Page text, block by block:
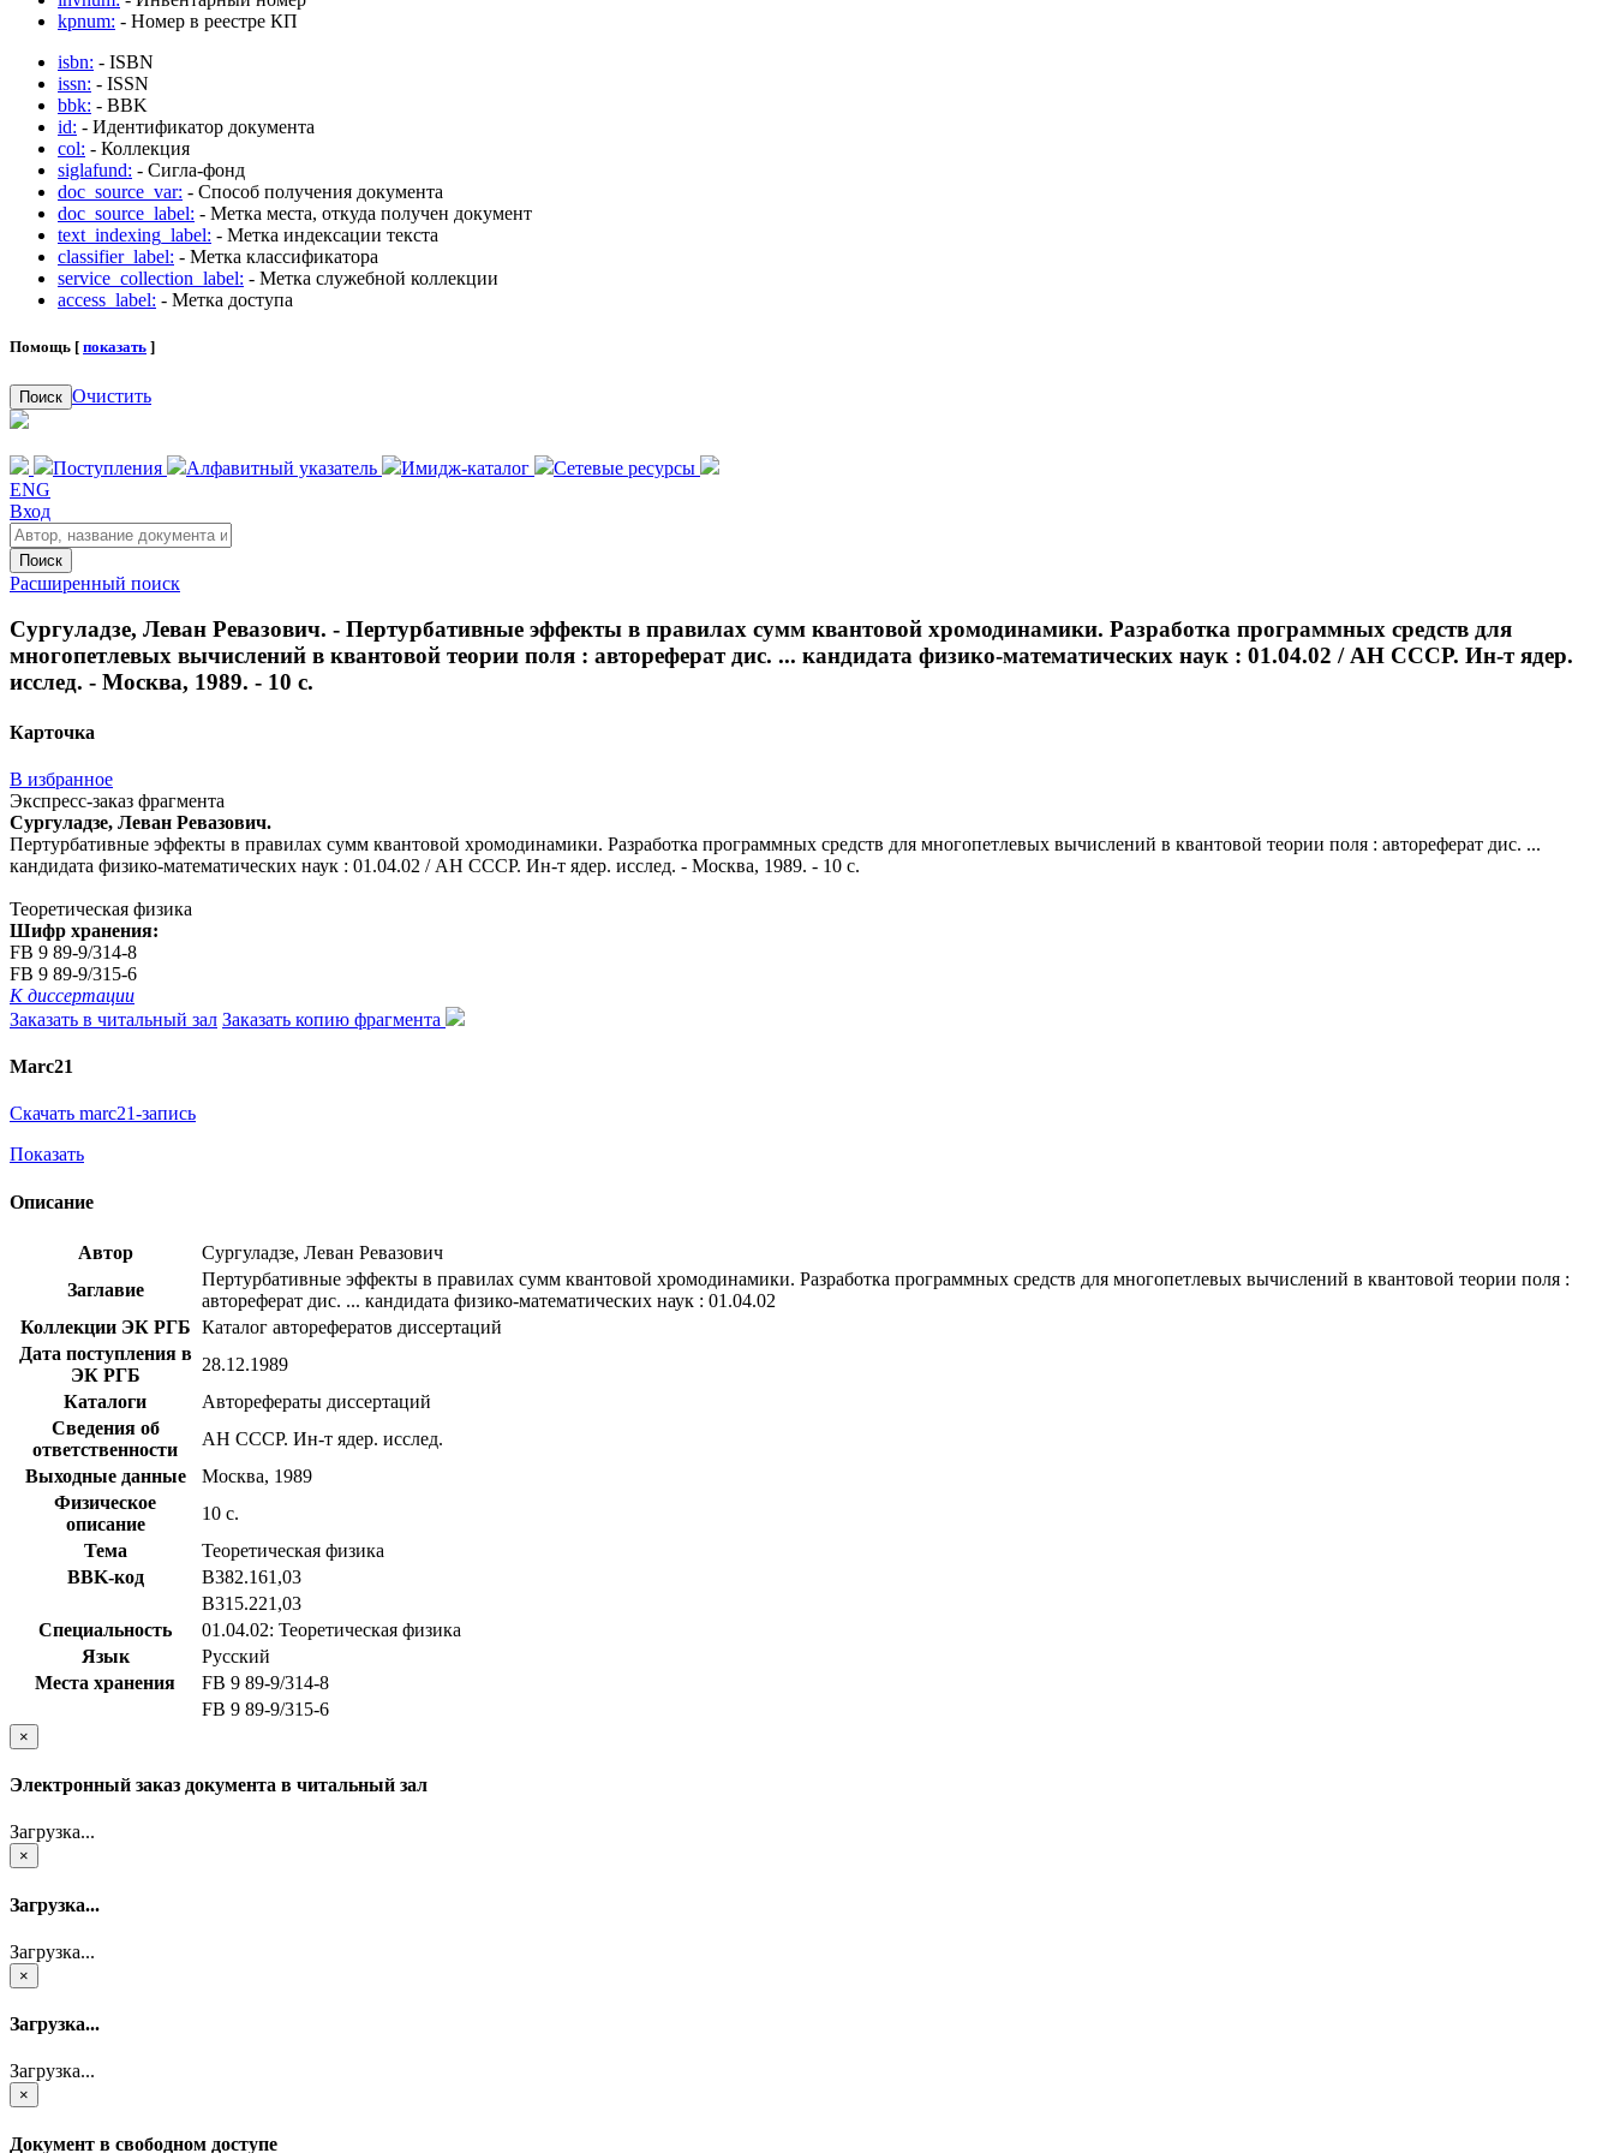
kpnum: - Номер в реестре КП
isbn: - ISBN
issn: - ISSN
bbk: - BBK
id: - Идентификатор документа
col: - Коллекция
siglafund: - Сигла-фонд
doc_source_var: - Способ получения документа
doc_source_label: - Метка места, откуда получен документ
text_indexing_label: - Метка индексации текста
classifier_label: - Метка классификатора
service_collection_label: - Метка служебной коллекции
access_label: - Метка доступа
Помощь [ показать ]
Поиск Очистить
Поступления Алфавитный указатель Имидж-каталог
Сетевые ресурсы
ENG
Вход
Поиск
Расширенный поиск
Сургуладзе, Леван Ревазович. - Пертурбативные эффекты в правилах сумм квантовой хромодинамики. Разработка программных средств для
многопетлевых вычислений в квантовой теории поля : автореферат дис. ... кандидата физико-математических наук : 01.04.02 / АН СССР. Ин-т ядер.
исслед. - Москва, 1989. - 10 с.
Карточка
В избранное
Экспресс-заказ фрагмента
Сургуладзе, Леван Ревазович.
Пертурбативные эффекты в правилах сумм квантовой хромодинамики. Разработка программных средств для многопетлевых вычислений в квантовой теории поля : автореферат дис. ...
кандидата физико-математических наук : 01.04.02 / АН СССР. Ин-т ядер. исслед. - Москва, 1989. - 10 с.
Теоретическая физика
Шифр хранения:
FB 9 89-9/314-8
FB 9 89-9/315-6
К диссертации
Заказать в читальный зал Заказать копию фрагмента
Marc21
Скачать marc21-запись
Показать
Описание
Автор
Сургуладзе, Леван Ревазович
Заглавие
Пертурбативные эффекты в правилах сумм квантовой хромодинамики. Разработка программных средств для многопетлевых вычислений в квантовой теории поля :
автореферат дис. ... кандидата физико-математических наук : 01.04.02
Коллекции ЭК РГБ Каталог авторефератов диссертаций
Дата поступления в
ЭК РГБ
28.12.1989
Каталоги
Авторефераты диссертаций
Сведения об
ответственности
АН СССР. Ин-т ядер. исслед.
Выходные данные
Москва, 1989
Физическое
описание
10 с.
Тема
Теоретическая физика
BBK-код
В382.161,03
В315.221,03
Специальность
01.04.02: Теоретическая физика
Язык
Русский
Места хранения
FB 9 89-9/314-8
FB 9 89-9/315-6
×
Электронный заказ документа в читальный зал
Загрузка...
×
Загрузка...
Загрузка...
×
Загрузка...
Загрузка...
×
Документ в свободном доступе